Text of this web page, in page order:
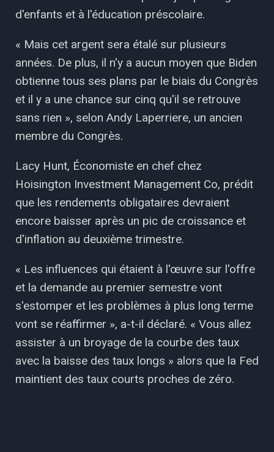
d'enfants et à l'éducation préscolaire.
« Mais cet argent sera étalé sur plusieurs
années. De plus, il n'y a aucun moyen que Biden
obtienne tous ses plans par le biais du Congrès
et il y a une chance sur cinq qu'il se retrouve
sans rien », selon Andy Laperriere, un ancien
membre du Congrès.
Lacy Hunt, Économiste en chef chez
Hoisington Investment Management Co, prédit
que les rendements obligataires devraient
encore baisser après un pic de croissance et
d'inflation au deuxième trimestre.
« Les influences qui étaient à l'œuvre sur l'offre
et la demande au premier semestre vont
s'estomper et les problèmes à plus long terme
vont se réaffirmer », a-t-il déclaré. « Vous allez
assister à un broyage de la courbe des taux
avec la baisse des taux longs » alors que la Fed
maintient des taux courts proches de zéro.